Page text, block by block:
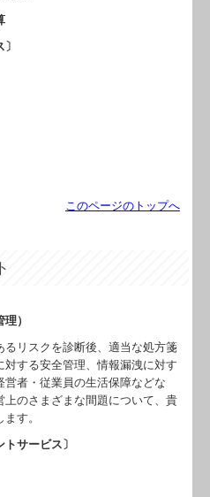
このページのトップへ
）
リスクを診断後、適当な処方箋
する安全管理、情報漏洩に対す
者・従業員の生活保障などな
上のさまざまな間題について、貴
す。
サービス〕